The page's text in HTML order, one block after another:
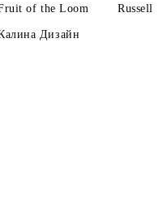
of the Loom Russell
Дизайн